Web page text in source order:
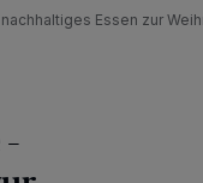
Essen zur